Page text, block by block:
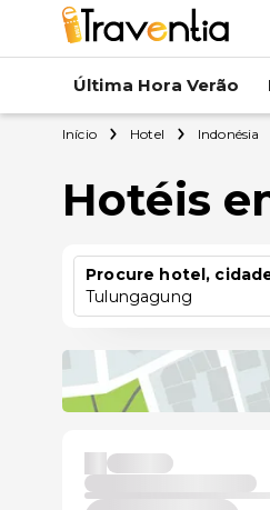
Última Hora Verão
Início Hotel Indonésia
Hotéis
Procure hotel,
Tulungagung